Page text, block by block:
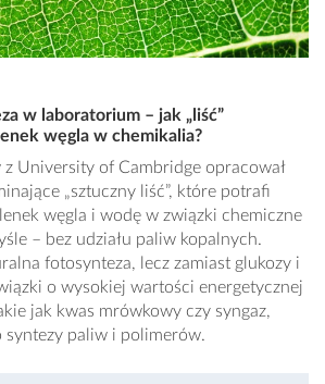
w laboratorium – jak „liść”
węgla w chemikalia?
z University of Cambridge opracował
„sztuczny liść”, które potrafi
węgla i wodę w związki chemiczne
– bez udziału paliw kopalnych.
fotosynteza, lecz zamiast glukozy i
o wysokiej wartości energetycznej
jak kwas mrówkowy czy syngaz,
syntezy paliw i polimerów.